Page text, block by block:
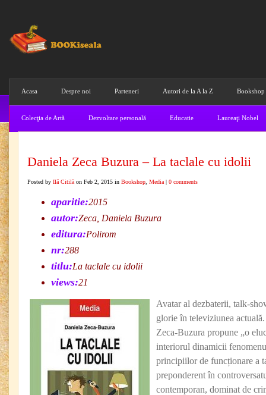
Acasa Despre noi Parteneri Autori de la A la Z Bookshop
Colecţia de Artă Dezvoltare personală Educatie Laureaţi Nobel
Daniela Zeca Buzura – La taclale cu idolii
Posted by Ilă Citilă on Feb 2, 2015 in Bookshop Media | 0 comments
aparitie:2015
autor:Zeca, Daniela Buzura
editura:Polirom
nr:288
titlu:La taclale cu idolii
views:21
Avatar al dezbaterii, talk-
glorie în televiziunea
Zeca-Buzura propune „o
interiorul dinamicii
principiilor de funcționare a
preponderent în
contemporan, dominat de